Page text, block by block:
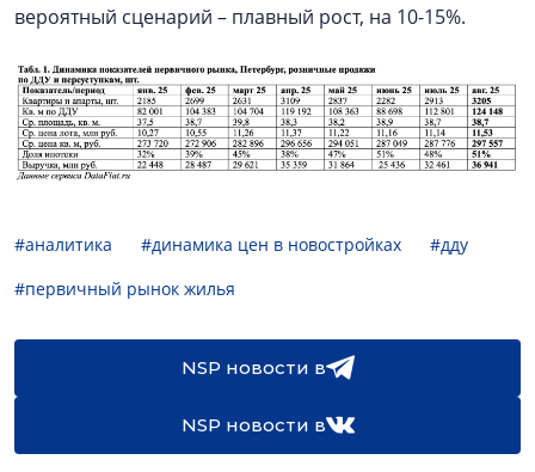
вероятный сценарий – плавный рост, на 10-15%.
#аналитика #динамика цен в новостройках
#дду
#первичный рынок жилья
NSP новости в
NSP новости в